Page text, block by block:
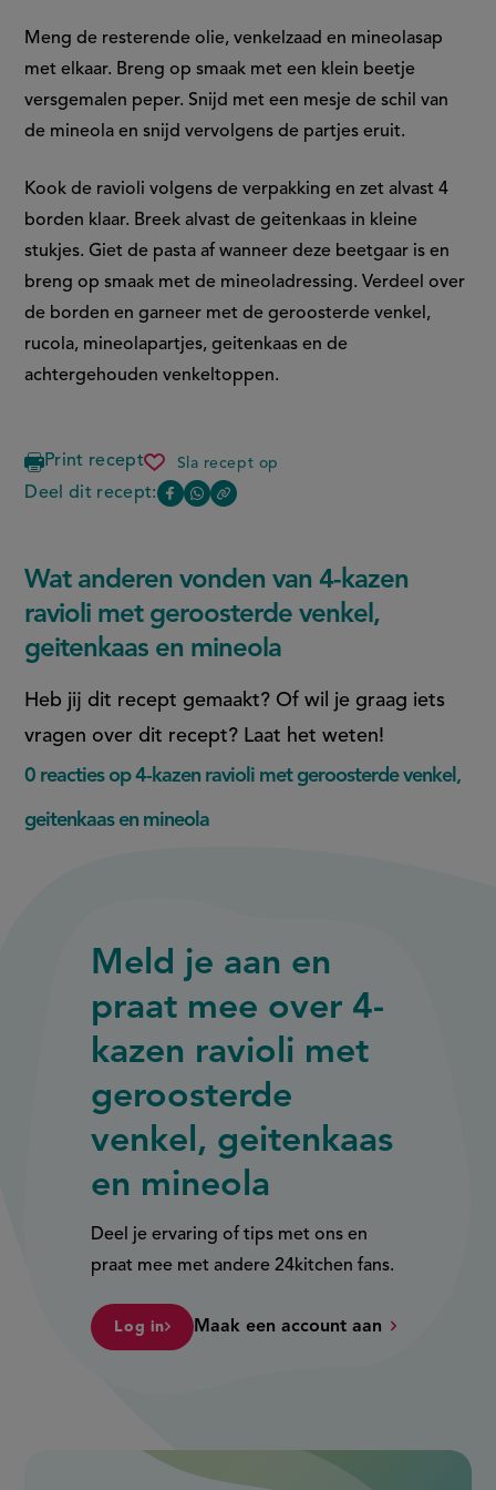
Meng de resterende olie, venkelzaad en mineolasap
met elkaar. Breng op smaak met een klein beetje
versgemalen peper. Snijd met een mesje de schil van
de mineola en snijd vervolgens de partjes eruit.
Kook de ravioli volgens de verpakking en zet alvast 4
borden klaar. Breek alvast de geitenkaas in kleine
stukjes. Giet de pasta af wanneer deze beetgaar is en
breng op smaak met de mineoladressing. Verdeel over
de borden en garneer met de geroosterde venkel,
rucola, mineolapartjes, geitenkaas en de
achtergehouden venkeltoppen.
Print recept Sla recept op
4-
kazen
ravioli
venkel,
geitenkaas
en
Deel dit recept:
Deel
pagina
in
link)
Deel
pagina
WhatsApp
in
nieuw
link)
Copy
this
page
Wat anderen vonden van 4-kazen
ravioli met geroosterde venkel,
geitenkaas en mineola
Heb jij dit recept gemaakt? Of wil je graag iets
vragen over dit recept? Laat het weten!
0 reacties op 4-kazen ravioli met geroosterde venkel,
geitenkaas en mineola
Meld je aan en
praat mee over 4-
kazen ravioli met
geroosterde
venkel, geitenkaas
en mineola
Deel je ervaring of tips met ons en
praat mee met andere 24kitchen fans.
Log in Maak een account aan